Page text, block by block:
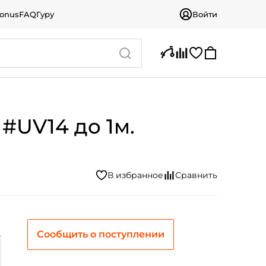
FAQГуру Войти
до 1м.
Сообщить о поступлении